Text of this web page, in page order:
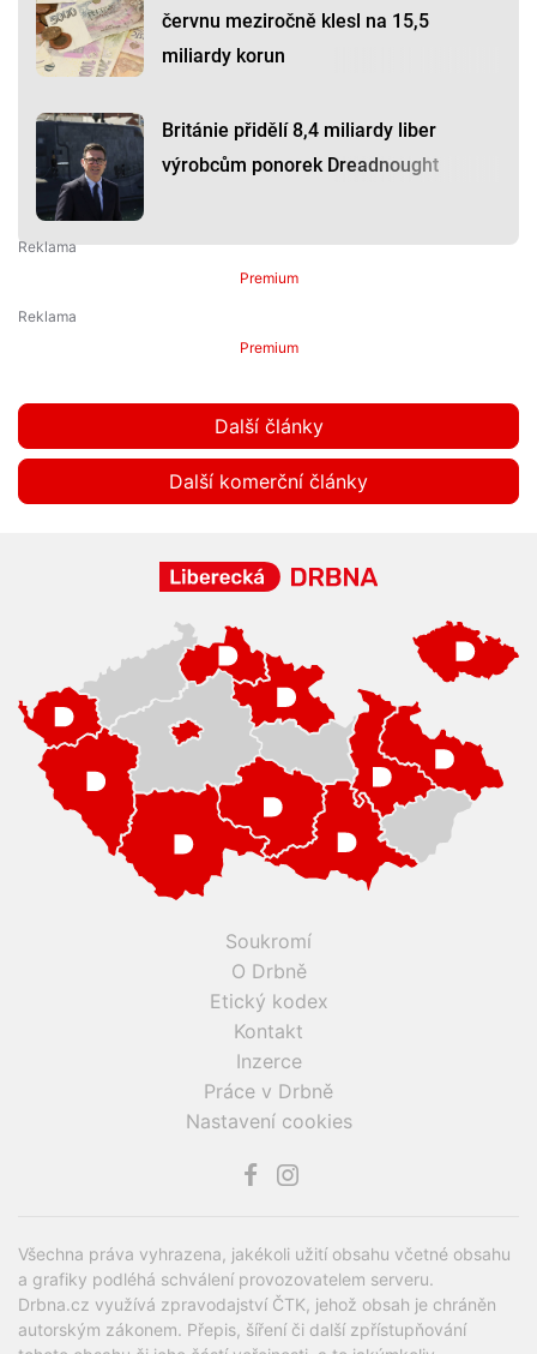
červnu meziročně klesl na 15,5
miliardy korun
Británie přidělí 8,4 miliardy liber
výrobcům ponorek Dreadnought
Premium
Premium
Další články
Další komerční články
Soukromí
O Drbně
Etický kodex
Kontakt
Inzerce
Práce v Drbně
Nastavení cookies
Všechna práva vyhrazena, jakékoli užití obsahu včetné obsahu
a grafiky podléhá schválení provozovatelem serveru.
Drbna.cz využívá zpravodajství ČTK, jehož obsah je chráněn
autorským zákonem. Přepis, šíření či další zpřístupňování